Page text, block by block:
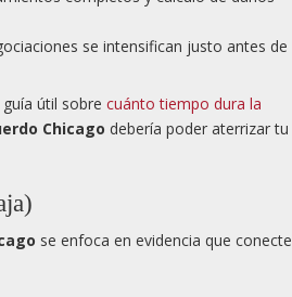
se intensifican justo antes de
útil sobre cuánto tiempo dura la
Chicago debería poder aterrizar tu
se enfoca en evidencia que conecte